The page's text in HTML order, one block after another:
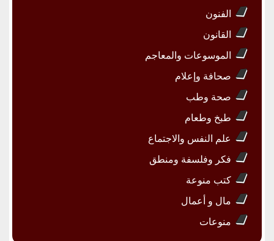
الفنون
القانون
الموسوعات والمعاجم
صحافة وإعلام
صحة وطب
طبخ وطعام
علم النفس والاجتماع
فكر وفلسفة ومنطق
كتب منوعة
مال و أعمال
منوعات